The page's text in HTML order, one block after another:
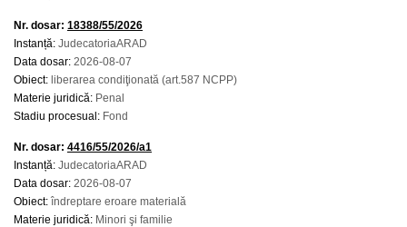
Nr. dosar: 18388/55/2026
Instanță: JudecatoriaARAD
Data dosar: 2026-08-07
Obiect: liberarea condiţionată (art.587 NCPP)
Materie juridică: Penal
Stadiu procesual: Fond
Nr. dosar: 4416/55/2026/a1
Instanță: JudecatoriaARAD
Data dosar: 2026-08-07
Obiect: îndreptare eroare materială
Materie juridică: Minori şi familie